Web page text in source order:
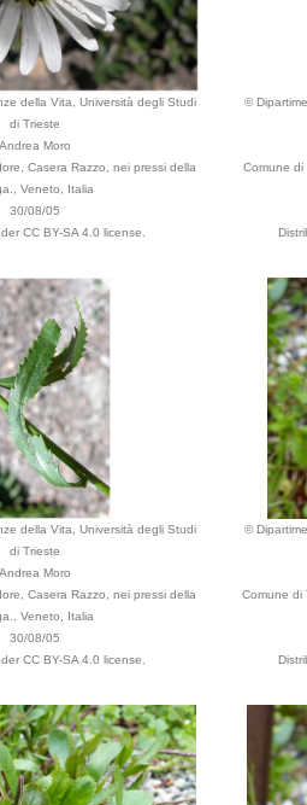
della Vita, Università degli Studi
di Trieste
Andrea Moro
Casera Razzo, nei pressi della
Veneto, Italia
30/08/05
CC BY-SA 4.0 license.
©
Comune di
della Vita, Università degli Studi
di Trieste
Andrea Moro
Casera Razzo, nei pressi della
Veneto, Italia
30/08/05
CC BY-SA 4.0 license.
©
Comune di